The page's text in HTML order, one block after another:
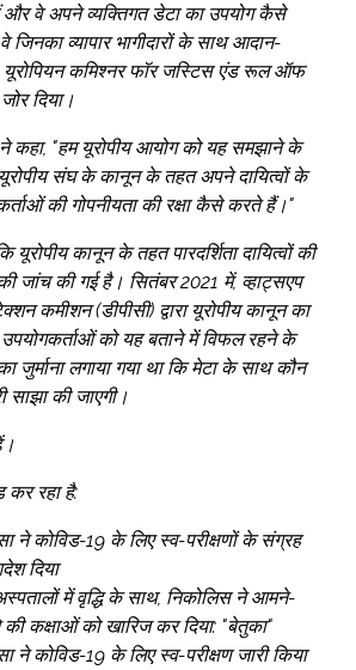
और वे अपने व्यक्तिगत डेटा का उपयोग कैसे
व्यापार भागीदारों के साथ आदान-
यूरोपियन कमिश्नर फॉर जस्टिस एंड रूल ऑफ
दिया।
कहा, "हम यूरोपीय आयोग को यह समझाने के
संघ के कानून के तहत अपने दायित्वों के
की गोपनीयता की रक्षा कैसे करते हैं।"
यूरोपीय कानून के तहत पारदर्शिता दायित्वों की
जांच की गई है। सितंबर 2021 में, व्हाट्सएप
कमीशन (डीपीसी) द्वारा यूरोपीय कानून का
को यह बताने में विफल रहने के
जुर्माना लगाया गया था कि मेटा के साथ कौन
साझा की जाएगी।
रहा है:
ने कोविड-19 के लिए स्व-परीक्षणों के संग्रह
दिया
में वृद्धि के साथ, निकोलिस ने आमने-
की कक्षाओं को खारिज कर दिया: "बेतुका"
ने कोविड-19 के लिए स्व-परीक्षण जारी किया